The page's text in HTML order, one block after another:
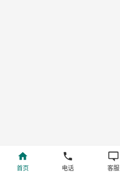
首页 电话 客服